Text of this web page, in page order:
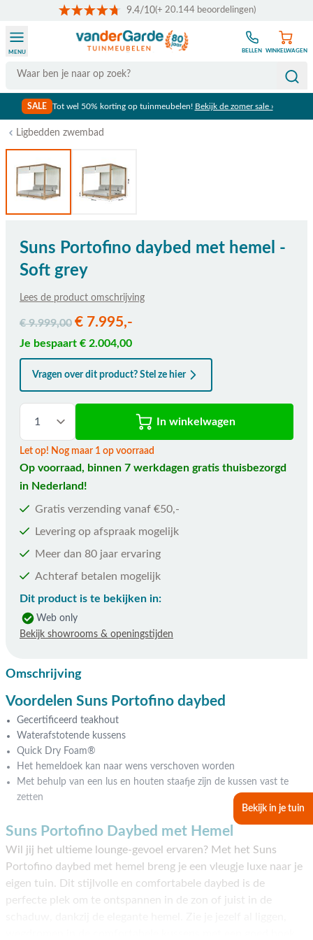
9.4/10(+ 20.144 beoordelingen)
Search
MENU BELLEN WINKELWAGEN
SALE Tot wel 50% korting op tuinmeubelen! Bekijk de zomer sale ›
Bekijk in je tuin
Ligbedden zwembad
Suns Portofino daybed met hemel -
Soft grey
Lees de product omschrijving
€ 9.999,00 € 7.995,-
Je bespaart € 2.004,00
Vragen over dit product? Stel ze hier
In winkelwagen
Let op! Nog maar 1 op voorraad
Op voorraad, binnen 7 werkdagen gratis thuisbezorgd
in Nederland!
Gratis verzending vanaf €50,-
Levering op afspraak mogelijk
Meer dan 80 jaar ervaring
Achteraf betalen mogelijk
Dit product is te bekijken in:
Web only
Bekijk showrooms & openingstijden
Omschrijving
Voordelen Suns Portofino daybed
Gecertificeerd teakhout
Waterafstotende kussens
Quick Dry Foam®
Het hemeldoek kan naar wens verschoven worden
Met behulp van een lus en houten staafje zijn de kussen vast te
zetten
Suns Portofino Daybed met Hemel
Wil jij het ultieme lounge-gevoel ervaren? Met het Suns
Portofino daybed met hemel breng je een vleugje luxe naar je
eigen tuin. Dit stijlvolle en comfortabele daybed is de
perfecte plek om te ontspannen in de zon of juist in de